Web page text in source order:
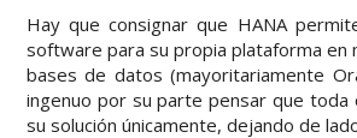
Hay que consignar que HANA
software para su propia plataforma en
bases de datos (mayoritariamente
ingenuo por su parte pensar que
su solución únicamente, dejando de